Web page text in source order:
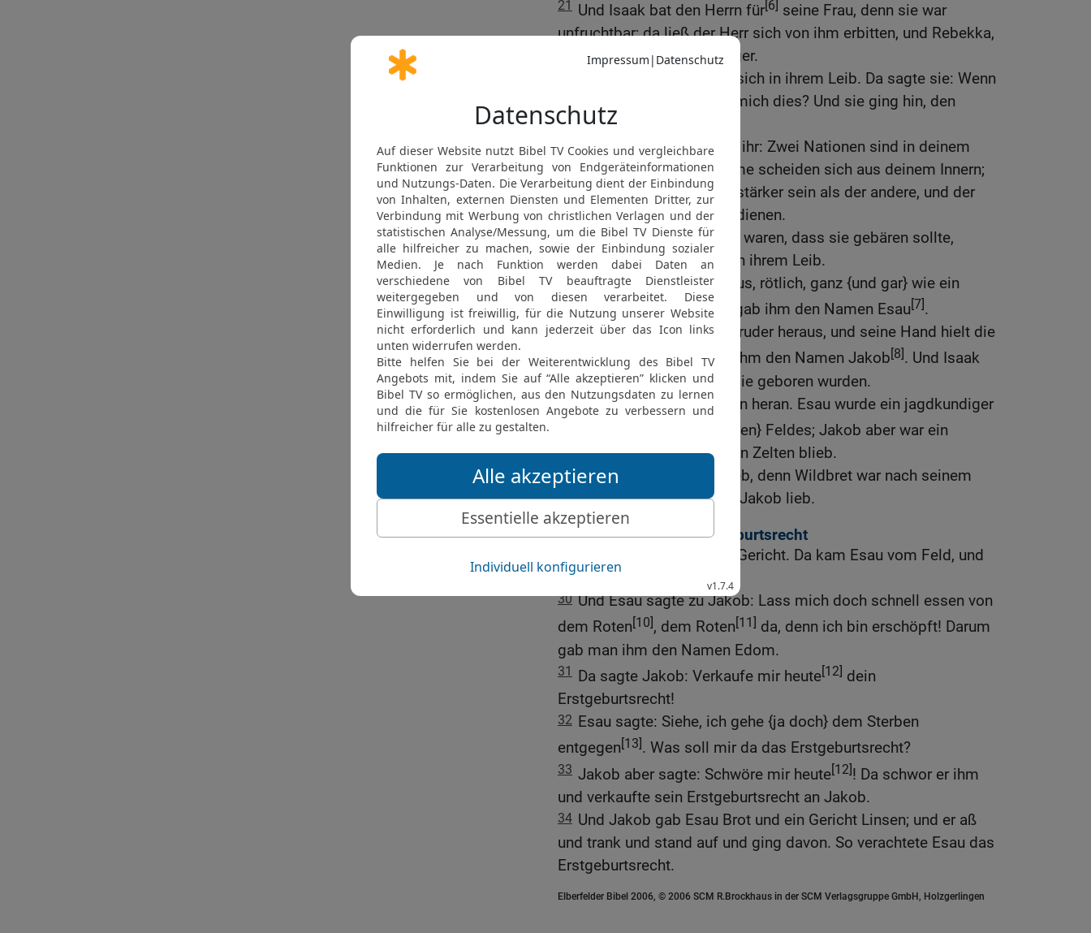
21 Und Isaak bat den Herrn für[6] seine Frau, denn sie war
unfruchtbar; da ließ der Herr sich von ihm erbitten, und Rebekka,
seine Frau, wurde schwanger.
Und die Kinder stießen sich in ihrem Leib. Da sagte sie: Wenn
es so steht, warum {trifft} mich dies? Und sie ging hin, den
Herrn zu befragen.
23 Der Herr aber sprach zu ihr: Zwei Nationen sind in deinem
Leib, und zwei Volksstämme scheiden sich aus deinem Innern;
und ein Volksstamm wird stärker sein als der andere, und der
Ältere wird dem Jüngeren dienen.
24 Und als ihre Tage erfüllt waren, dass sie gebären sollte,
siehe, da waren Zwillinge in ihrem Leib.
25 Und der erste kam heraus, rötlich, ganz {und gar} wie ein
haariger Mantel; und man gab ihm den Namen Esau[7].
26 Und danach kam sein Bruder heraus, und seine Hand hielt die
Ferse Esaus. Da gab man ihm den Namen Jakob[8]. Und Isaak
war sechzig Jahre alt, als sie geboren wurden.
27 Und die Jungen wuchsen heran. Esau wurde ein jagdkundiger
, ein Mann des {freien} Feldes; Jakob aber war ein
gesitteter Mann, der bei den Zelten blieb.
28 Und Isaak hatte Esau lieb, denn Wildbret war nach seinem
Mund; Rebekka aber hatte Jakob lieb.
Esau verkauft sein Erstgeburtsrecht
Einst kochte Jakob ein Gericht. Da kam Esau vom Feld, und
er war erschöpft.
30 Und Esau sagte zu Jakob: Lass mich doch schnell essen von
dem Roten[10], dem Roten[11] da, denn ich bin erschöpft! Darum
gab man ihm den Namen Edom.
31 Da sagte Jakob: Verkaufe mir heute[12] dein
Erstgeburtsrecht!
32 Esau sagte: Siehe, ich gehe {ja doch} dem Sterben
entgegen[13]. Was soll mir da das Erstgeburtsrecht?
33 Jakob aber sagte: Schwöre mir heute[12]! Da schwor er ihm
und verkaufte sein Erstgeburtsrecht an Jakob.
34 Und Jakob gab Esau Brot und ein Gericht Linsen; und er aß
und trank und stand auf und ging davon. So verachtete Esau das
Erstgeburtsrecht.
Elberfelder Bibel 2006, © 2006 SCM R.Brockhaus in der SCM Verlagsgruppe GmbH, Holzgerlingen